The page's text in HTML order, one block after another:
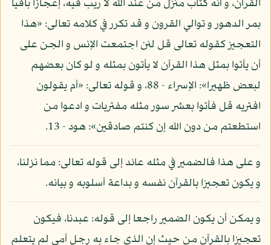
القرآن، و أنه كتاب منزل من عند الله لا ريب فيه، إعجازا باقيا
بمر الدهور و توالي القرون و قد تكرر في كلامه تعالى: «هذا
التعجيز كقوله تعالى قل لئن اجتمعت الإنس و الجن على
أن يأتوا بمثل هذا القرآن لا يأتون بمثله و لو كان بعضهم
لبعض ظهيرا»: الإسراء - 88، و قوله تعالى: «أم يقولون
افتريه قل فأتوا بعشر سور مثله مفتريات و ادعوا من
استطعتم من دون الله إن كنتم صادقين»: هود - 13.
و على هذا فالضمير في مثله عائد إلى قوله تعالى: مما نزلنا،
و يكون تعجيزا بالقرآن نفسه و بداعة أسلوبه و بيانه.
و يمكن أن يكون الضمير راجعا إلى قوله: عبدنا، فيكون
تعجيزا بالقرآن من حيث إن الذي جاء به رجل أمي لم يتعلم